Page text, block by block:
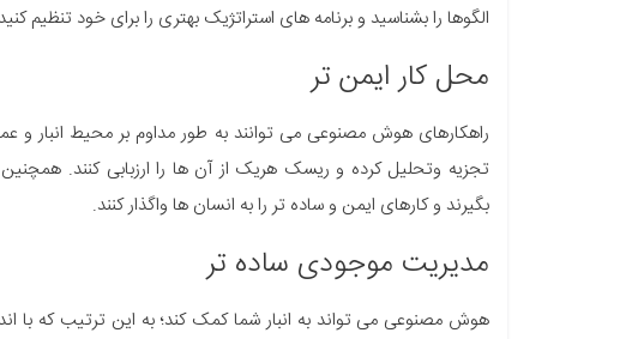
الگوها را بشناسید و برنامه های استراتژیک بهتری را برای خود تنظیم
محل کار ایمن تر
راهکارهای هوش مصنوعی می توانند به طور مداوم بر محیط انبار و
تجزیه وتحلیل کرده و ریسک هریک از آن ها را ارزبابی کنند.
بگیرند و کارهای ایمن و ساده تر را به انسان ها واگذار کنند.
مدیریت موجودی ساده تر
هوش مصنوعی می تواند به انبار شما کمک کند؛ به این ترتیب که با